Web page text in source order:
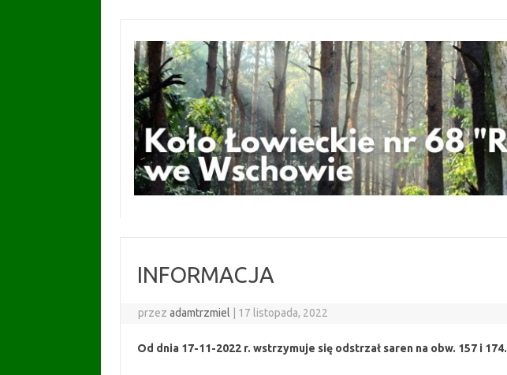
treści
INFORMACJA
przezadamtrzmiel 17 listopada, 2022
Od dnia 17-11-2022 r. wstrzymuje się odstrzał saren na obw. 157 i 174.